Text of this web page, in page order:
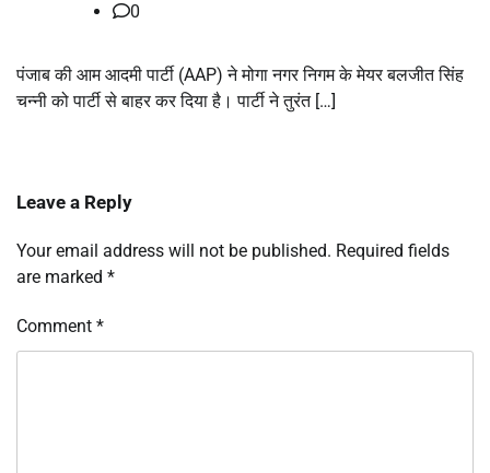
0
पंजाब की आम आदमी पार्टी (AAP) ने मोगा नगर निगम के मेयर बलजीत सिंह
चन्नी को पार्टी से बाहर कर दिया है। पार्टी ने तुरंत […]
Leave a Reply
Your email address will not be published. Required fields
are marked *
Comment *